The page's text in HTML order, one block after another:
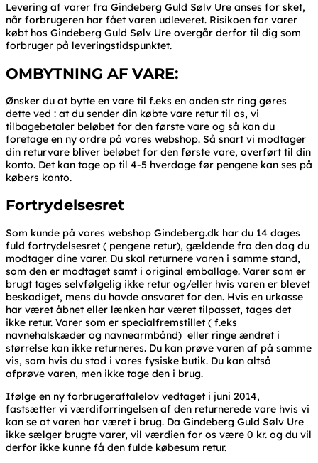
Levering af varer fra Gindeberg Guld Sølv Ure anses for sket,
når forbrugeren har fået varen udleveret. Risikoen for varer
købt hos Gindeberg Guld Sølv Ure overgår derfor til dig som
forbruger på leveringstidspunktet.
OMBYTNING AF VARE:
Ønsker du at bytte en vare til f.eks en anden str ring gøres
dette ved : at du sender din købte vare retur til os, vi
tilbagebetaler beløbet for den første vare og så kan du
foretage en ny ordre på vores webshop. Så snart vi modtager
din returvare bliver beløbet for den første vare, overført til din
konto. Det kan tage op til 4-5 hverdage før pengene kan ses på
købers konto.
Fortrydelsesret
Som kunde på vores webshop Gindeberg.dk har du 14 dages
fuld fortrydelsesret ( pengene retur), gældende fra den dag du
modtager dine varer. Du skal returnere varen i samme stand,
som den er modtaget samt i original emballage. Varer som er
brugt tages selvfølgelig ikke retur og/eller hvis varen er blevet
beskadiget, mens du havde ansvaret for den. Hvis en urkasse
har været åbnet eller lænken har været tilpasset, tages det
ikke retur. Varer som er specialfremstillet ( f.eks
navnehalskæder og navnearmbånd) eller ringe ændret i
størrelse kan ikke returneres. Du kan prøve varen af på samme
vis, som hvis du stod i vores fysiske butik. Du kan altså
afprøve varen, men ikke tage den i brug.
Ifølge en ny forbrugeraftalelov vedtaget i juni 2014,
fastsætter vi værdiforringelsen af den returnerede vare hvis vi
kan se at varen har været i brug. Da Gindeberg Guld Sølv Ure
ikke sælger brugte varer, vil værdien for os være 0 kr. og du vil
derfor ikke kunne få den fulde købesum retur.